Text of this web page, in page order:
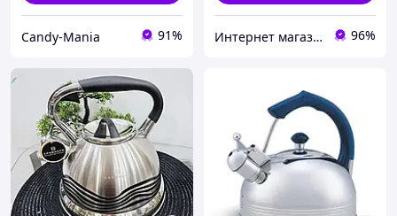
Candy-Mania 91% Интернет магазин Мир подарков 96%